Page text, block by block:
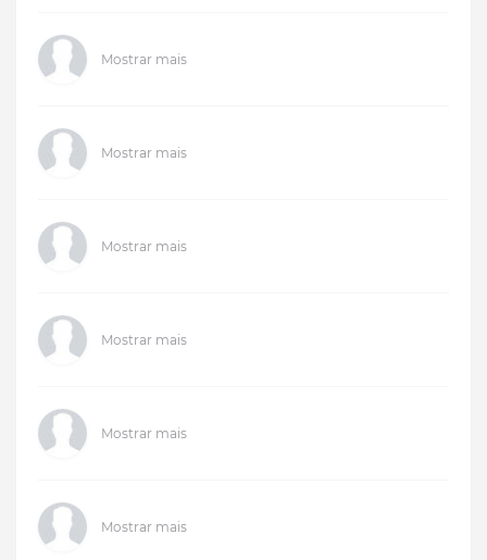
Mostrar mais
Mostrar mais
Mostrar mais
Mostrar mais
Mostrar mais
Mostrar mais